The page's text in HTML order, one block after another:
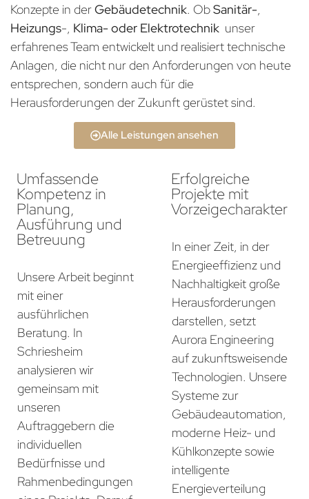
Konzepte in derGebäudetechnik. ObSanitär-,
Heizungs-, Klima- oder Elektrotechnik unser
erfahrenes Team entwickelt und realisiert technische
Anlagen, die nicht nur den Anforderungen von heute
entsprechen, sondern auch für die
Herausforderungen der Zukunft gerüstet sind.
Alle Leistungen ansehen
Umfassende
Kompetenz in
Planung,
Ausführung und
Betreuung
Unsere Arbeit beginnt
mit einer
ausführlichen
Beratung. In
Schriesheim
analysieren wir
gemeinsam mit
unseren
Auftraggebern die
individuellen
Bedürfnisse und
Rahmenbedingungen
Erfolgreiche
Projekte mit
Vorzeigecharakter
In einer Zeit, in der
Energieeffizienz und
Nachhaltigkeit große
Herausforderungen
darstellen, setzt
Aurora Engineering
auf zukunftsweisende
Technologien. Unsere
Systeme zur
Gebäudeautomation,
moderne Heiz- und
Kühlkonzepte sowie
intelligente
Energieverteilung